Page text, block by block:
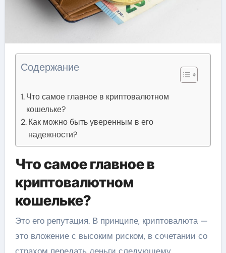
Содержание
Что самое главное в криптовалютном
кошельке?
Как можно быть уверенным в его
надежности?
Что самое главное в
криптовалютном
кошельке?
Это его репутация. В принципе, криптовалюта —
это вложение с высоким риском, в сочетании со
страхом передать деньги следующему